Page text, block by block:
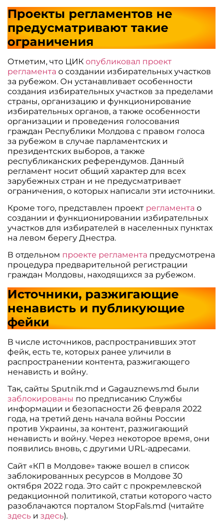
Проекты регламентов не
предусматривают такие
ограничения
Отметим, что ЦИКопубликовал проект
регламента о создании избирательных участков
за рубежом. Он устанавливает особенности
создания избирательных участков за пределами
страны, организацию и функционирование
избирательных органов, а также особенности
организации и проведения голосования
граждан Республики Молдова с правом голоса
за рубежом в случае парламентских и
президентских выборов, а также
республиканских референдумов. Данный
регламент носит общий характер для всех
зарубежных стран и не предусматривает
ограничения, о которых написали эти источники.
Кроме того, представлен проект регламента о
создании и функционировании избирательных
участков для избирателей в населенных пунктах
на левом берегу Днестра.
В отдельном проекте регламента предусмотрена
процедура предварительной регистрации
граждан Молдовы, находящихся за рубежом.
Источники, разжигающие
ненависть и публикующие
фейки
В числе источников, распространивших этот
фейк, есть те, которых ранее уличили в
распространении контента, разжигающего
ненависть и войну.
Так, сайты Sputnik.md и Gagauznews.md были
заблокированы по предписанию Службы
информации и безопасности 26 февраля 2022
года, на третий день начала войны России
против Украины, за контент, разжигающий
ненависть и войну. Через некоторое время, они
появились вновь, с другими URL-адресами.
Сайт «КП в Молдове» также вошел в список
заблокированных ресурсов в Молдове 30
октября 2022 года. Это сайт с прокремлевской
редакционной политикой, статьи которого часто
разоблачаются порталом StopFals.md (читайте
здесь издесь).